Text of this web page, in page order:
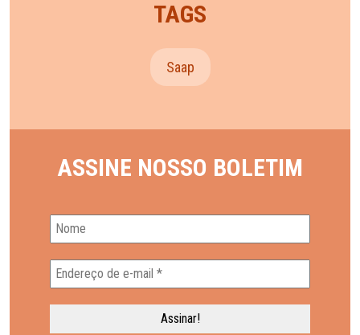
TAGS
Saap
ASSINE NOSSO BOLETIM